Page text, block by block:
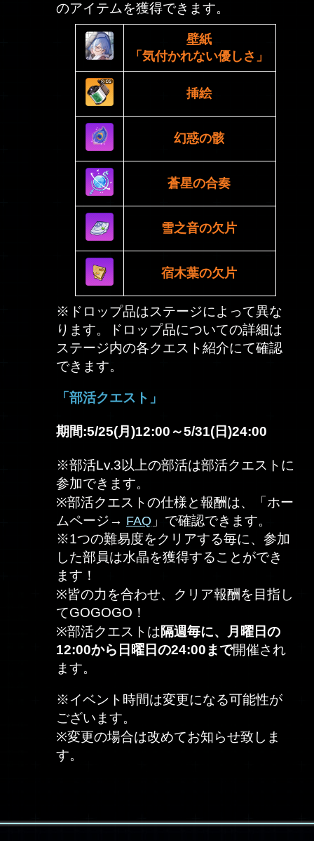
のアイテムを獲得できます。
壁紙
「気付かれない優しさ」
挿絵
幻惑の骸
蒼星の合奏
雪之音の欠片
宿木葉の欠片
※ドロップ品はステージによって異な
ります。ドロップ品についての詳細は
ステージ内の各クエスト紹介にて確認
できます。
「部活クエスト」
期間:5/25(月)12:00～5/31(日)24:00
※部活Lv.3以上の部活は部活クエストに
参加できます。
※部活クエストの仕様と報酬は、「ホー
ムページ→ FAQ 」で確認できます。
※1つの難易度をクリアする毎に、参加
した部員は水晶を獲得することができ
ます！
※皆の力を合わせ、クリア報酬を目指し
てGOGOGO！
※部活クエストは隔週毎に、月曜日の
12:00から日曜日の24:00まで開催され
ます。
※イベント時間は変更になる可能性が
ございます。
※変更の場合は改めてお知らせ致しま
す。